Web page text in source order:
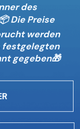
des
Die Preise
werden
festgelegten
gegeben🎁